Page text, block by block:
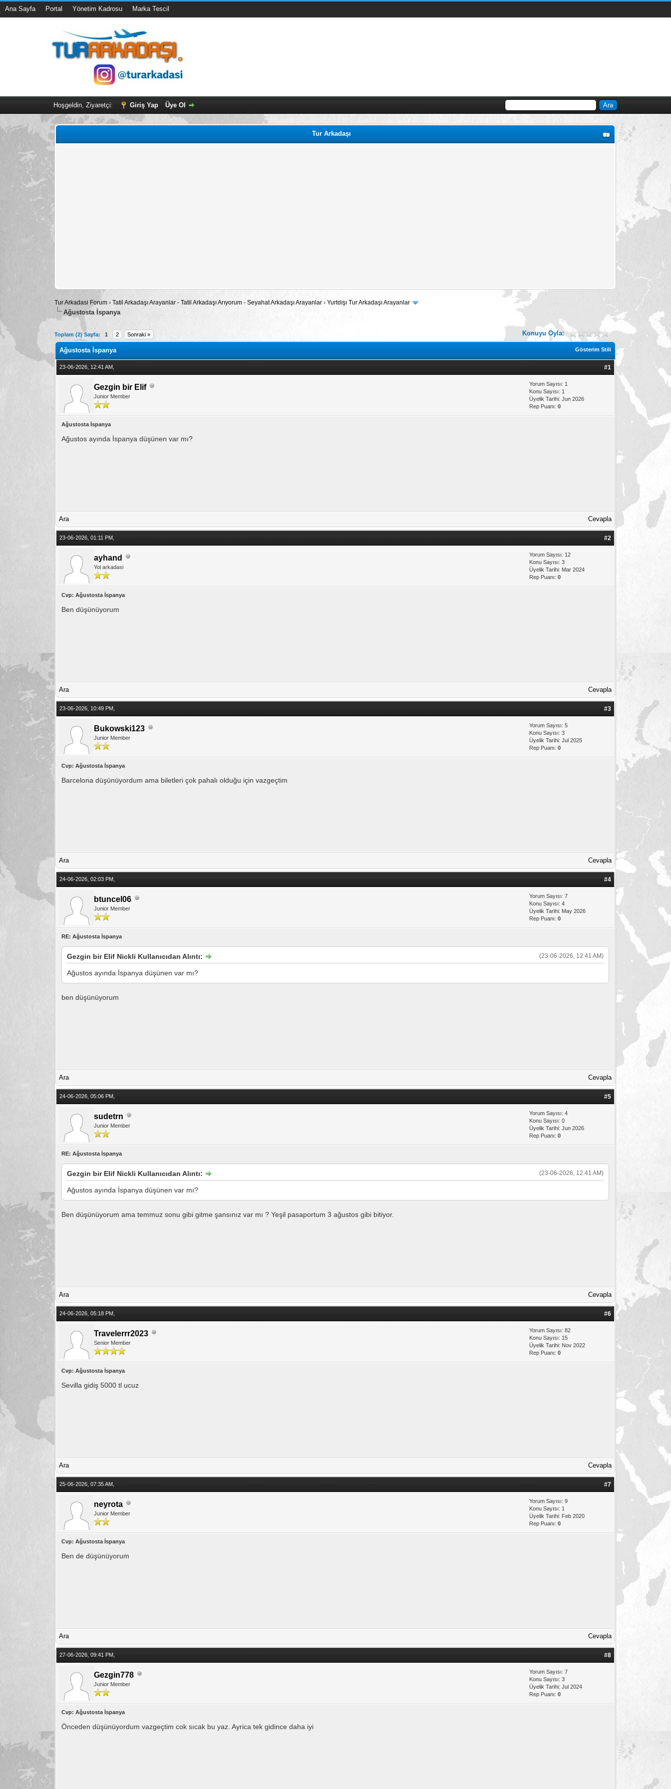
Ana Sayfa Portal Yönetim Kadrosu Marka Tescil
Hoşgeldin, Ziyaretçi: Giriş Yap Üye Ol
Tur Arkadaşı
Tur Arkadasi Forum ›Tatil Arkadaşı Arayanlar - Tatil Arkadaşı Arıyorum - Seyahat Arkadaşı Arayanlar›Yurtdışı Tur Arkadaşı Arayanlar
Ağustosta İspanya
Toplam (2) Sayfa: 1 2 Sonraki » Konuyu Oyla:
Toplam: 0 Oy - Ortalama: 0
1
2
3
4
5
Gösterim Stili
Ağustosta İspanya
23-06-2026, 12:41 AM, #1
Gezgin bir Elif
Junior Member
Yorum Sayısı: 1
Konu Sayısı: 1
Üyelik Tarihi: Jun 2026
Rep Puanı:0
Ağustosta İspanya
Ağustos ayında İspanya düşünen var mı?
Ara Cevapla
23-06-2026, 01:11 PM, #2
ayhand
Yol arkadasi
Yorum Sayısı: 12
Konu Sayısı: 3
Üyelik Tarihi: Mar 2024
Rep Puanı:0
Cvp: Ağustosta İspanya
Ben düşünüyorum
Ara Cevapla
23-06-2026, 10:49 PM, #3
Bukowski123
Junior Member
Yorum Sayısı: 5
Konu Sayısı: 3
Üyelik Tarihi: Jul 2025
Rep Puanı:0
Cvp: Ağustosta İspanya
Barcelona düşünüyordum ama biletleri çok pahalı olduğu için vazgeçtim
Ara Cevapla
24-06-2026, 02:03 PM, #4
btuncel06
Junior Member
Yorum Sayısı: 7
Konu Sayısı: 4
Üyelik Tarihi: May 2026
Rep Puanı:0
RE: Ağustosta İspanya
(23-06-2026, 12:41 AM)
Gezgin bir Elif Nickli Kullanıcıdan Alıntı:
Ağustos ayında İspanya düşünen var mı?
ben düşünüyorum
Ara Cevapla
24-06-2026, 05:06 PM, #5
sudetrn
Junior Member
Yorum Sayısı: 4
Konu Sayısı: 0
Üyelik Tarihi: Jun 2026
Rep Puanı:0
RE: Ağustosta İspanya
(23-06-2026, 12:41 AM)
Gezgin bir Elif Nickli Kullanıcıdan Alıntı:
Ağustos ayında İspanya düşünen var mı?
Ben düşünüyorum ama temmuz sonu gibi gitme şansınız var mı ? Yeşil pasaportum 3 ağustos gibi bitiyor.
Ara Cevapla
24-06-2026, 05:18 PM, #6
Travelerrr2023
Senior Member
Yorum Sayısı: 82
Konu Sayısı: 15
Üyelik Tarihi: Nov 2022
Rep Puanı:0
Cvp: Ağustosta İspanya
Sevilla gidiş 5000 tl ucuz
Ara Cevapla
25-06-2026, 07:35 AM, #7
neyrota
Junior Member
Yorum Sayısı: 9
Konu Sayısı: 1
Üyelik Tarihi: Feb 2020
Rep Puanı:0
Cvp: Ağustosta İspanya
Ben de düşünüyorum
Ara Cevapla
27-06-2026, 09:41 PM, #8
Gezgin778
Junior Member
Yorum Sayısı: 7
Konu Sayısı: 3
Üyelik Tarihi: Jul 2024
Rep Puanı:0
Cvp: Ağustosta İspanya
Önceden düşünüyordum vazgeçtim cok sıcak bu yaz. Ayrica tek gidince daha iyi